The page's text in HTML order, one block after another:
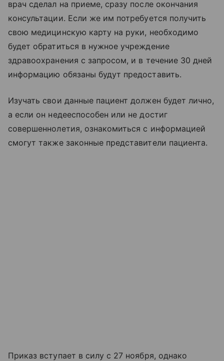
врач сделал на приеме, сразу после окончания
консультации. Если же им потребуется получить
свою медицинскую карту на руки, необходимо
будет обратиться в нужное учреждение
здравоохранения с запросом, и в течение 30 дней
информацию обязаны будут предоставить.
Изучать свои данные пациент должен будет лично,
а если он недееспособен или не достиг
совершеннолетия, ознакомиться с информацией
смогут также законные представители пациента.
Приказ вступает в силу с 27 ноября, однако